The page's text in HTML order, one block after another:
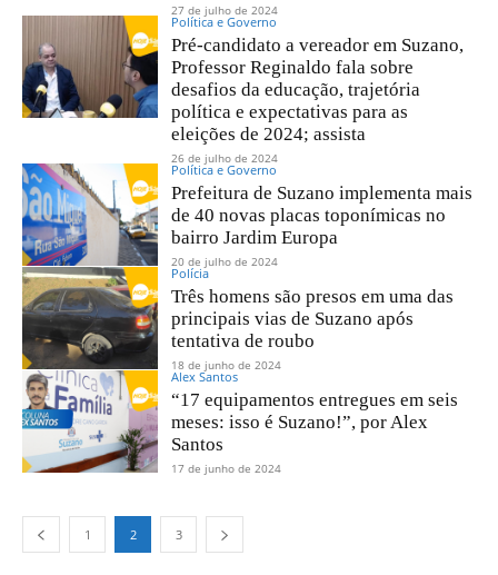
27 de julho de 2024
Política e Governo
Pré-candidato a vereador em Suzano,
Professor Reginaldo fala sobre
desafios da educação, trajetória
política e expectativas para as
eleições de 2024; assista
26 de julho de 2024
Política e Governo
Prefeitura de Suzano implementa mais
de 40 novas placas toponímicas no
bairro Jardim Europa
20 de julho de 2024
Polícia
Três homens são presos em uma das
principais vias de Suzano após
tentativa de roubo
18 de junho de 2024
Alex Santos
“17 equipamentos entregues em seis
meses: isso é Suzano!”, por Alex
Santos
17 de junho de 2024
1 2 3